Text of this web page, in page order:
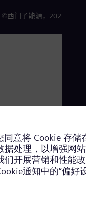
西门子能源，2026